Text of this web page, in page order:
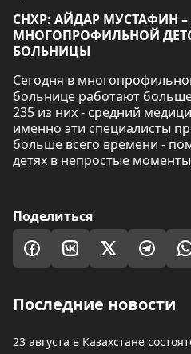
СНХР: АЙДАР МУСТАФИН
МНОГОПРОФИЛЬНОЙ
БОЛЬНИЦЫ
Сегодня в
больнице работают
235 из них - средний
именно эти специалисты
больше всего времени -
детях в непростые
Поделиться
Последние новости
23 августа в Казахстане